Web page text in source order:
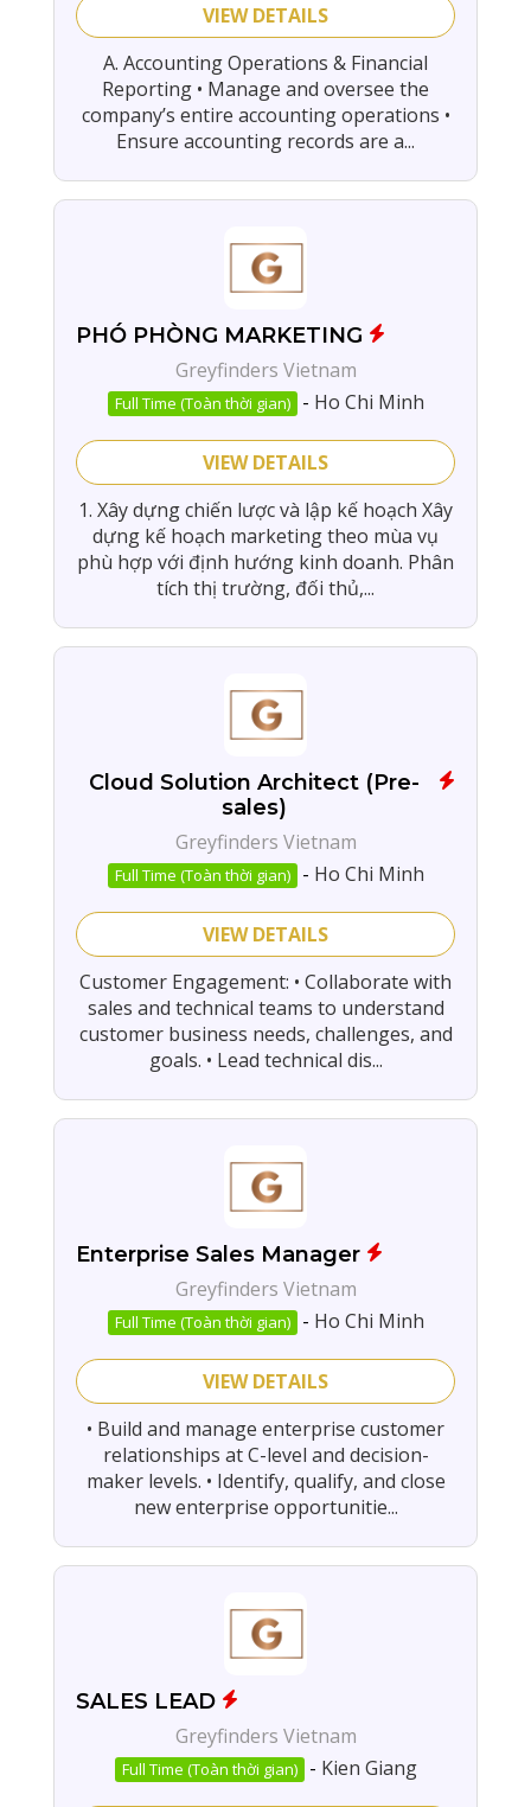
VIEW DETAILS
A. Accounting Operations & Financial
Reporting • Manage and oversee the
company’s entire accounting operations •
Ensure accounting records are a...
PHÓ PHÒNG MARKETING
Greyfinders Vietnam
Full Time (Toàn thời gian) - Ho Chi Minh
VIEW DETAILS
1. Xây dựng chiến lược và lập kế hoạch Xây
dựng kế hoạch marketing theo mùa vụ
phù hợp với định hướng kinh doanh. Phân
tích thị trường, đối thủ,...
Cloud Solution Architect (Pre-
sales)
Greyfinders Vietnam
Full Time (Toàn thời gian) - Ho Chi Minh
VIEW DETAILS
Customer Engagement: • Collaborate with
sales and technical teams to understand
customer business needs, challenges, and
goals. • Lead technical dis...
Enterprise Sales Manager
Greyfinders Vietnam
Full Time (Toàn thời gian) - Ho Chi Minh
VIEW DETAILS
• Build and manage enterprise customer
relationships at C-level and decision-
maker levels. • Identify, qualify, and close
new enterprise opportunitie...
SALES LEAD
Greyfinders Vietnam
Full Time (Toàn thời gian) - Kien Giang